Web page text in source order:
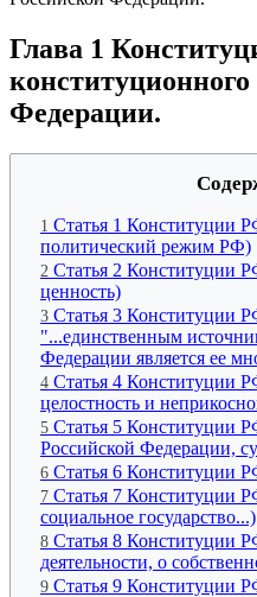
Глава 1
Федерации.
1 Статья 1 Конституции
политический режим РФ)
2 Статья 2 Конституции
ценность)
3 Статья 3 Конституции
"...единственным
Федерации является ее
4 Статья 4 Конституции
целостность и
5 Статья 5 Конституции
Российской Федерации,
6 Статья 6 Конституции
7 Статья 7 Конституции
социальное государство...)
8 Статья 8 Конституции
деятельности, о
9 Статья 9 Конституции